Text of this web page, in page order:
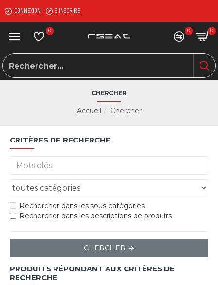
CONNEXION S'INSCRIRE
0 0 0
Accueil Chercher
CHERCHER
CRITÈRES DE RECHERCHE
Rechercher dans les sous-catégories
Rechercher dans les descriptions de produits
CHERCHER
PRODUITS RÉPONDANT AUX CRITÈRES DE
RECHERCHE